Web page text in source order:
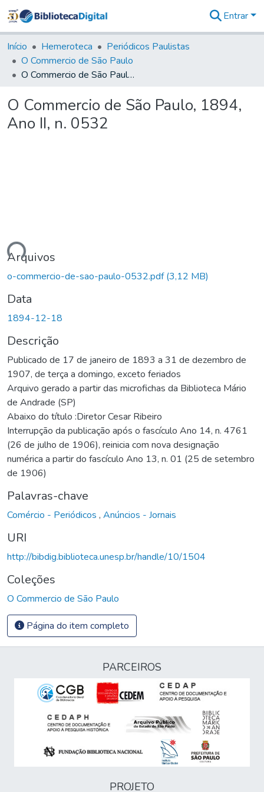
&
Coleções
Tudo na
Biblioteca
Estatísticas
Entrar
Início Hemeroteca
Periódicos Paulistas
O Commercio de São Paulo
O Commercio de São Paulo, 1894, Ano II, n. 0532
O Commercio de São Paulo, 1894,
Ano II, n. 0532
Arquivos
o-commercio-de-sao-paulo-0532.pdf(3,12 MB)
Data
1894-12-18
Descrição
Publicado de 17 de janeiro de 1893 a 31 de dezembro de
1907, de terça a domingo, exceto feriados
Arquivo gerado a partir das microfichas da Biblioteca Mário
de Andrade (SP)
Abaixo do título :Diretor Cesar Ribeiro
Interrupção da publicação após o fascículo Ano 14, n. 4761
(26 de julho de 1906), reinicia com nova designação
numérica a partir do fascículo Ano 13, n. 01 (25 de setembro
de 1906)
Palavras-chave
Comércio - Periódicos , Anúncios - Jornais
URI
http://bibdig.biblioteca.unesp.br/handle/10/1504
Coleções
O Commercio de São Paulo
Página do item completo
PARCEIROS
PROJETO